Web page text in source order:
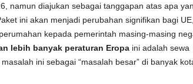
namun diajukan sebagai tanggapan atas apa
ini akan menjadi perubahan signifikan bagi
kepada pemerintah masing-masing
lebih banyak peraturan Eropaini adalah sewa
ini sebagai “masalah besar” di banyak